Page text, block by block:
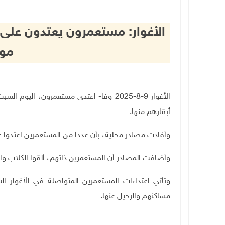
الأغوار: مستعمرون يعتدون
الأغوار 9-8-2025 وفا- اعتدى مستعمرون،
أبقارهم منها.
وأفادت مصادر محلية، بأن عددا من المستعمرين
وأضافت المصادر أن المستعمرين ذاتهم، ألقوا الكلاب
وتأتي اعتداءات المستعمرين المتواصلة في الأغوار
مساكنهم والرحيل عنها.
ــــ